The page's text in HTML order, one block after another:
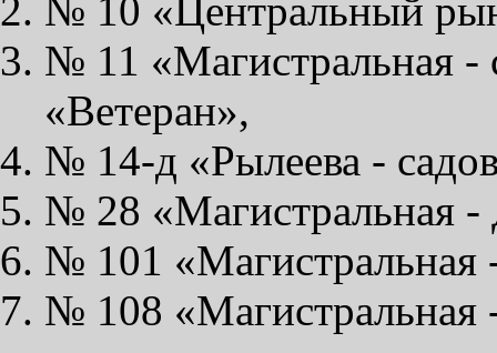
№ 10 «Центральный
№ 11 «Магистральная -
«Ветеран»,
№ 14-д «Рылеева -
№ 28 «Магистральная -
№ 101 «Магистральная
№ 108 «Магистральная